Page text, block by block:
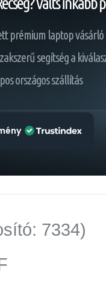
prémium laptop vásárló
segítség a
országos szállítás
7334)